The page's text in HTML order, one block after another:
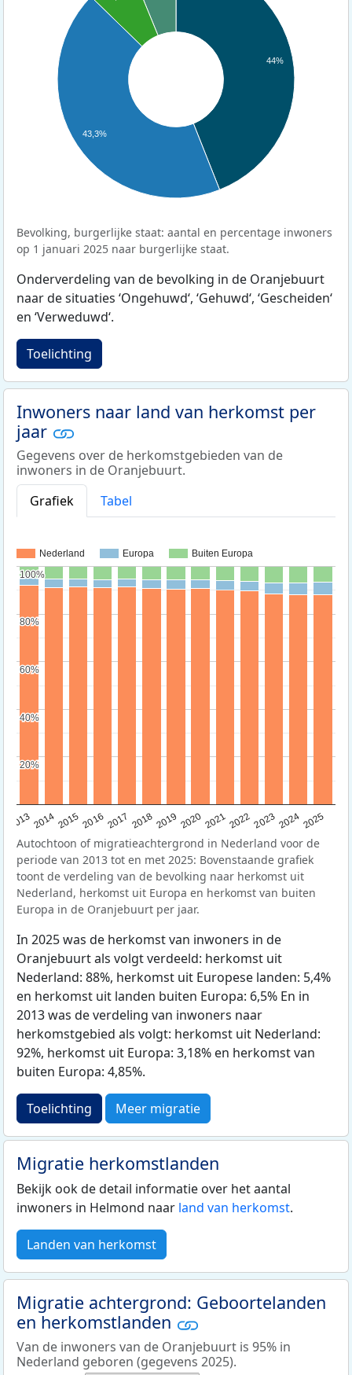
44%
43,3%
Bevolking, burgerlijke staat: aantal en percentage inwoners
op 1 januari 2025 naar burgerlijke staat.
Onderverdeling van de bevolking in de Oranjebuurt
naar de situaties ‘Ongehuwd‘, ‘Gehuwd‘, ‘Gescheiden‘
en ‘Verweduwd‘.
Toelichting
Inwoners naar land van herkomst per
jaar
Gegevens over de herkomstgebieden van de
inwoners in de Oranjebuurt.
Grafiek
Tabel
Nederland Europa Buiten Europa
20132014201520162017 20182019 202020212022202320242025
20%
20%
40%
40%
60%
60%
80%
80%
100%
100%
Autochtoon of migratieachtergrond in Nederland voor de
periode van 2013 tot en met 2025: Bovenstaande grafiek
toont de verdeling van de bevolking naar herkomst uit
Nederland, herkomst uit Europa en herkomst van buiten
Europa in de Oranjebuurt per jaar.
In 2025 was de herkomst van inwoners in de
Oranjebuurt als volgt verdeeld: herkomst uit
Nederland: 88%, herkomst uit Europese landen: 5,4%
en herkomst uit landen buiten Europa: 6,5% En in
2013 was de verdeling van inwoners naar
herkomstgebied als volgt: herkomst uit Nederland:
92%, herkomst uit Europa: 3,18% en herkomst van
buiten Europa: 4,85%.
Toelichting Meer migratie
Migratie herkomstlanden
Bekijk ook de detail informatie over het aantal
inwoners in Helmond naar land van herkomst.
Landen van herkomst
Migratie achtergrond: Geboortelanden
en herkomstlanden
Van de inwoners van de Oranjebuurt is 95% in
Nederland geboren (gegevens 2025).